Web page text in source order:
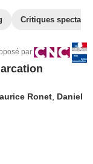
Critiques
par
Ronet Daniel